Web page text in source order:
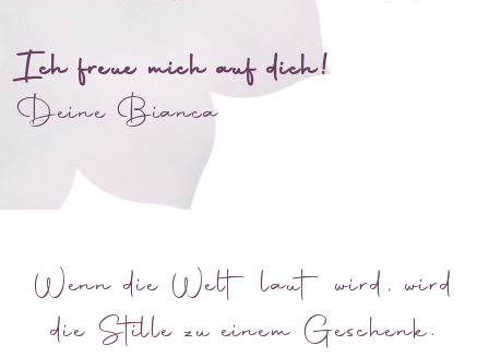
Ich freue mich auf dich!
Deine Bianca
Wenn die Welt laut wird, wird
die Stille zu einem Geschenk.